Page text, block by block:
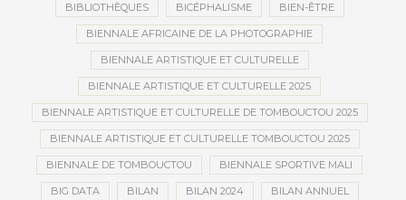
BIBLIOTHÈQUES BICÉPHALISME BIEN-ÊTRE
BIENNALE AFRICAINE DE LA PHOTOGRAPHIE
BIENNALE ARTISTIQUE ET CULTURELLE
BIENNALE ARTISTIQUE ET CULTURELLE 2025
BIENNALE ARTISTIQUE ET CULTURELLE DE TOMBOUCTOU 2025
BIENNALE ARTISTIQUE ET CULTURELLE TOMBOUCTOU 2025
BIENNALE DE TOMBOUCTOU BIENNALE SPORTIVE MALI
BIG DATA BILAN BILAN 2024 BILAN ANNUEL